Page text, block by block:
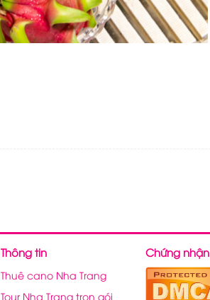
Thông tin
Thuê cano Nha Trang
Tour Nha Trang trọn gói
Chứng nhận